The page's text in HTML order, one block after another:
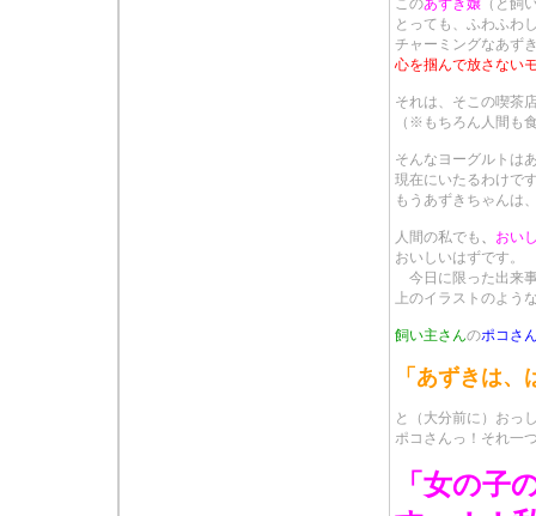
このあずき嬢 （と飼
とっても、ふわふわ
チャーミングなあず
心を掴んで放さない
それは、そこの喫茶
（※もちろん人間も
そんなヨーグルトは
現在にいたるわけで
もうあずきちゃんは
人間の私でも 、 おい
おいしいはずです。
今日に限った出来
上のイラストのよう
飼い主さんのポコさ
「あずきは
と（大分前に）おっ
ポコさんっ！それ一
「女の子